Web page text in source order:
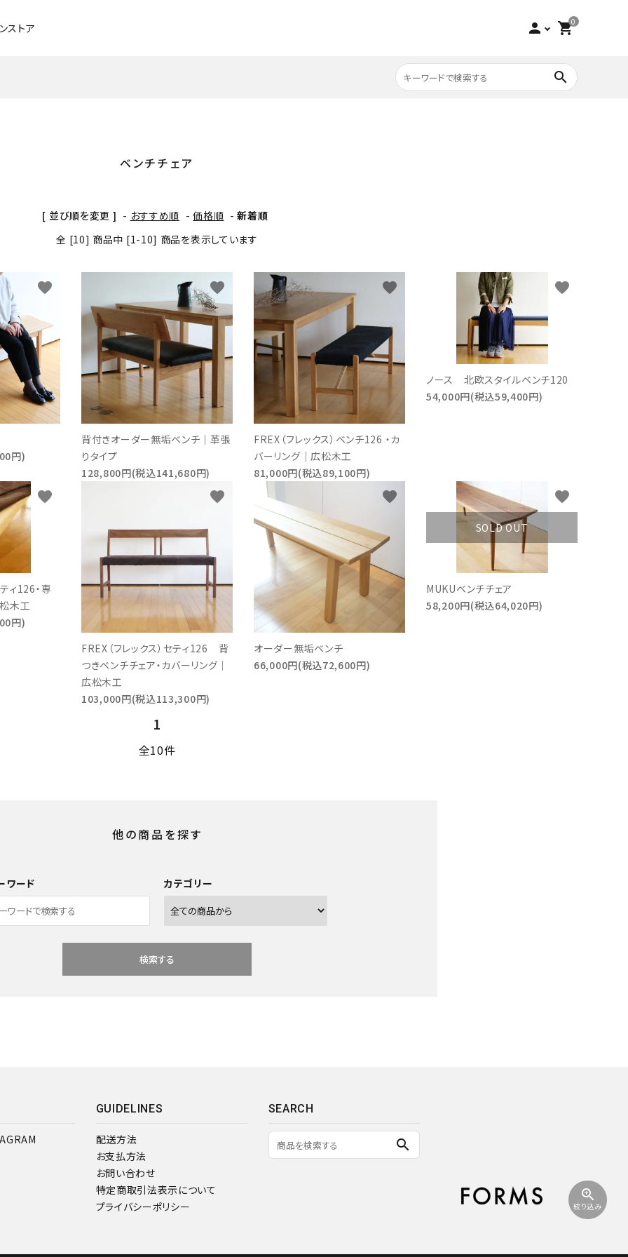
ストア person 0
shopping_cart
ソナルチェア
search
ベンチチェア
[ 並び順を変更 ] - おすすめ順 -価格順 -新着順
全 [10] 商品中 [1-10] 商品を表示しています
円)
favorite
背付きオーダー無垢ベンチ｜革張
りタイプ
128,800円(税込141,680円)
favorite
FREX（フレックス）ベンチ126 ・カ
バーリング｜広松木工
81,000円(税込89,100円)
favorite
ノース 北欧スタイルベンチ120
54,000円(税込59,400円)
favorite
ィ126・専
木工
円)
favorite
FREX（フレックス）セティ126 背
つきベンチチェア・カバーリング｜
広松木工
103,000円(税込113,300円)
favorite
オーダー無垢ベンチ
66,000円(税込72,600円)
favorite
SOLD OUT
MUKUベンチチェア
58,200円(税込64,020円)
favorite
1
全10件
他の商品を探す
ワード カテゴリー
検索する
zoom_in
絞り込み
GUIDELINES
配送方法
お支払方法
お問い合わせ
特定商取引法表示について
プライバシーポリシー
SEARCH
search